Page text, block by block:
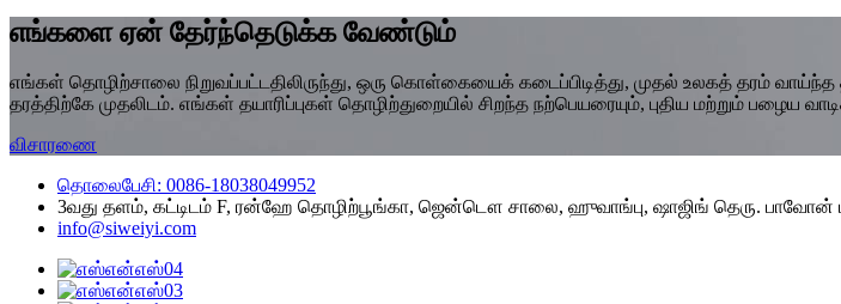
எங்களை ஏன் தேர்ந்தெடுக்க வேண்டும்
எங்கள் தொழிற்சாலை நிறுவப்பட்டதிலிருந்து, ஒரு கொள்கையைக் கடைப்பிடித்து, முதல் உலகத் தரம் வாய்ந்த
தரத்திற்கே முதலிடம். எங்கள் தயாரிப்புகள் தொழிற்துறையில் சிறந்த நற்பெயரையும், புதிய மற்றும் பழைய
விசாரணை
தொலைபேசி: 0086-18038049952
3வது தளம், கட்டிடம் F, ரன்ஹே தொழிற்பூங்கா, ஜென்டௌ சாலை, ஹுவாங்பு, ஷாஜிங் தெரு.
info@siweiyi.com